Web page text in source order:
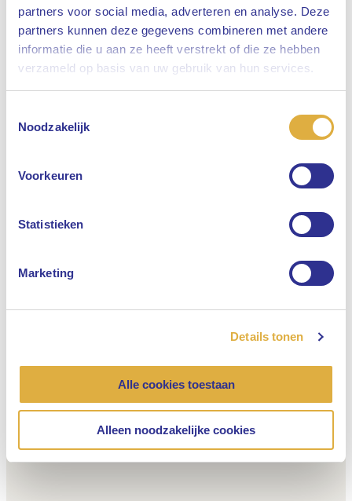
partners voor social media, adverteren en analyse. Deze
partners kunnen deze gegevens combineren met andere
informatie die u aan ze heeft verstrekt of die ze hebben
verzameld op basis van uw gebruik van hun services.
Noodzakelijk
Voorkeuren
Statistieken
Marketing
Details tonen
Alle cookies toestaan
Alleen noodzakelijke cookies
Sluiten